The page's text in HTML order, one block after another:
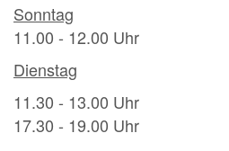
Sonntag
11.00 - 12.00 Uhr
Dienstag
11.30 - 13.00 Uhr
17.30 - 19.00 Uhr